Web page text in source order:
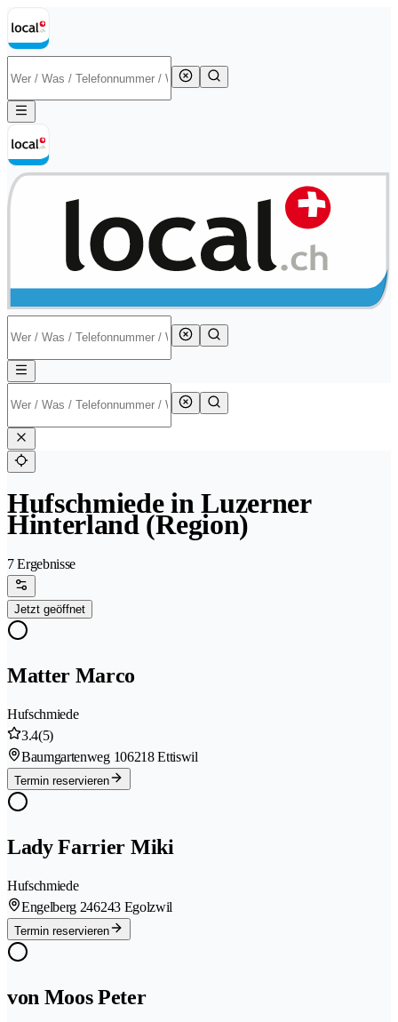
Hufschmiede in Luzerner
Hinterland (Region)
7 Ergebnisse
Jetzt geöffnet
Matter Marco
Hufschmiede
3.4(5)
Baumgartenweg 106218 Ettiswil
Termin reservieren
Lady Farrier Miki
Hufschmiede
Engelberg 246243 Egolzwil
Termin reservieren
von Moos Peter